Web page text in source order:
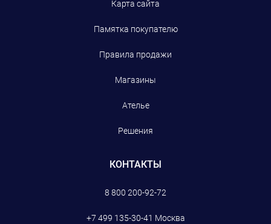
Карта сайта
Памятка покупателю
Правила продажи
Магазины
Ателье
Решения
КОНТАКТЫ
8 800 200-92-72
+7 499 135-30-41 Москва